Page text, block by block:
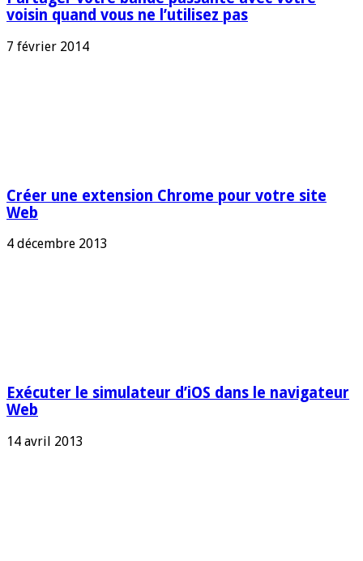
voisin quand vous ne l’utilisez pas
7 février 2014
Créer une extension Chrome pour votre site
Web
4 décembre 2013
Exécuter le simulateur d’iOS dans le navigateur
Web
14 avril 2013